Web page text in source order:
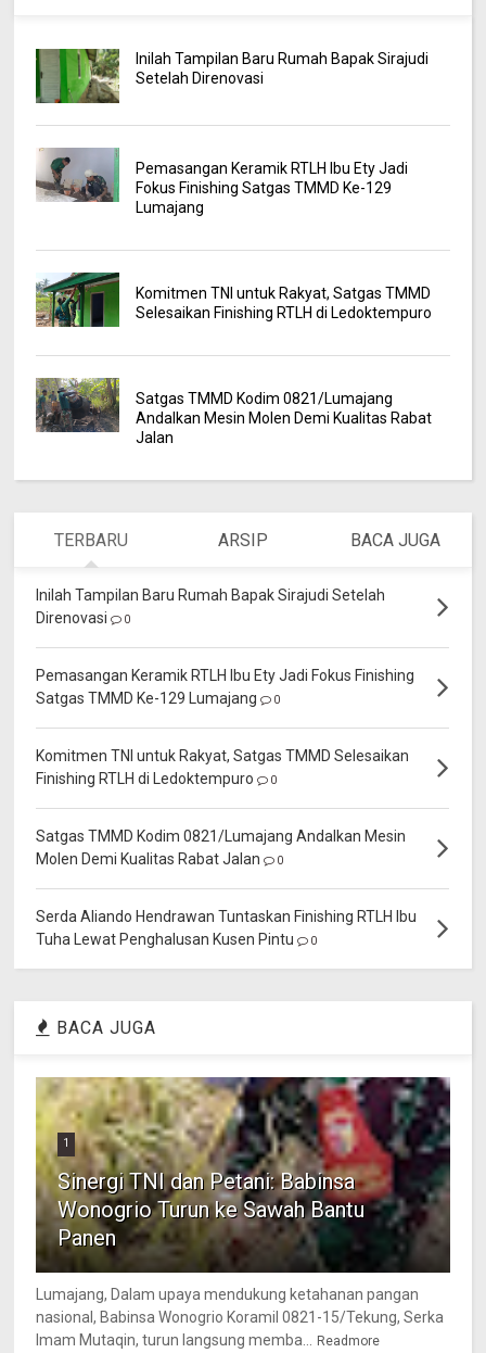
Inilah Tampilan Baru Rumah Bapak Sirajudi
Setelah Direnovasi
Pemasangan Keramik RTLH Ibu Ety Jadi
Fokus Finishing Satgas TMMD Ke-129
Lumajang
Komitmen TNI untuk Rakyat, Satgas TMMD
Selesaikan Finishing RTLH di Ledoktempuro
Satgas TMMD Kodim 0821/Lumajang
Andalkan Mesin Molen Demi Kualitas Rabat
Jalan
TERBARU ARSIP BACA JUGA
Inilah Tampilan Baru Rumah Bapak Sirajudi Setelah
Direnovasi
0
Pemasangan Keramik RTLH Ibu Ety Jadi Fokus Finishing
Satgas TMMD Ke-129 Lumajang
0
Komitmen TNI untuk Rakyat, Satgas TMMD Selesaikan
Finishing RTLH di Ledoktempuro
0
Satgas TMMD Kodim 0821/Lumajang Andalkan Mesin
Molen Demi Kualitas Rabat Jalan
0
Serda Aliando Hendrawan Tuntaskan Finishing RTLH Ibu
Tuha Lewat Penghalusan Kusen Pintu
0
BACA JUGA
1
Sinergi TNI dan Petani: Babinsa
Wonogrio Turun ke Sawah Bantu
Panen
Lumajang, Dalam upaya mendukung ketahanan pangan
nasional, Babinsa Wonogrio Koramil 0821-15/Tekung, Serka
Imam Mutaqin, turun langsung memba...
Readmore